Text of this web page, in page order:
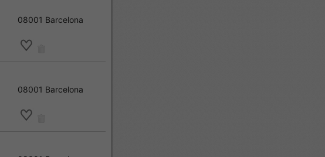
08001 Barcelona
08001 Barcelona